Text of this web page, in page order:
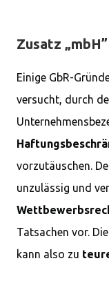
Zusatz „mbH”
Einige GbR-
versucht, durch
vorzutäuschen.
unzulässig und
Tatsachen vor.
kann also zu